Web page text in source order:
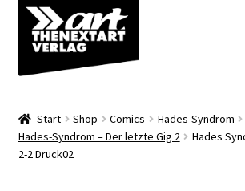
Zur
Navigation
springen
Zum
Inhalt
springen
Shop
Start Shop Comics Hades-Syndrom
Hades-Syndrom – Der letzte Gig 2
Hades
2-2 Druck02